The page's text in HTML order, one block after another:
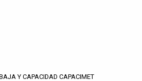
Y CAPACIDAD CAPACIMET